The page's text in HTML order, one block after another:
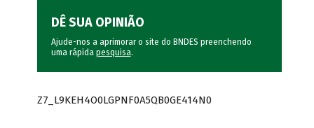
DÊ SUA OPINIÃO
Ajude-nos a aprimorar o site do BNDES preenchendo
uma rápida pesquisa.
Z7_L9KEH4O0LGPNF0A5QB0GE414N0